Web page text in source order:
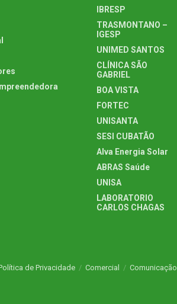
IBRESP
TRASMONTANO –
IGESP
UNIMED SANTOS
CLÍNICA SÃO
GABRIEL
BOA VISTA
FORTEC
UNISANTA
SESI CUBATÃO
Alva Energia Solar
ABRAS Saúde
UNISA
LABORATORIO
CARLOS CHAGAS
de Privacidade Comercial Comunicação